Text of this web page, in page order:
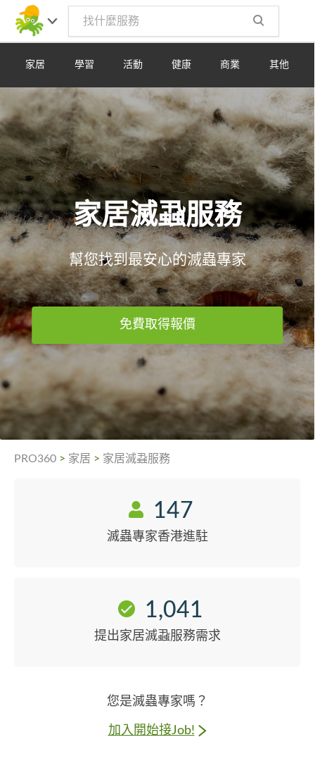
家居 學習 活動 健康 商業 其他
家居滅蝨服務
幫您找到最安心的滅蟲專家
免費取得報價
PRO360 > 家居 > 家居滅蝨服務
147
滅蟲專家香港進駐
1,041
提出家居滅蝨服務需求
您是滅蟲專家嗎？
加入開始接Job!